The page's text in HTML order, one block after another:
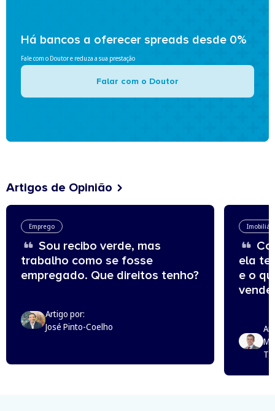
Há bancos a oferecer spreads desde 0%
Fale com o Doutor e reduza a sua prestação
Falar com o Doutor
Artigos de Opinião
Emprego
Sou recibo verde, mas
trabalho como se fosse
empregado. Que direitos tenho?
Artigo por:
José Pinto-Coelho
ela
e o